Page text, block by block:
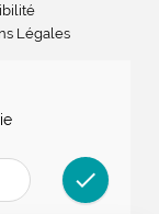
Légales
check